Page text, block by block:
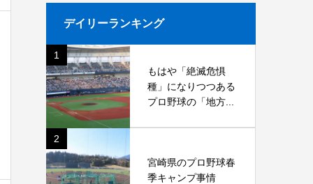
デイリーランキング
1
もはや「絶滅危惧
種」になりつつある
プロ野球の「地方...
2
宮崎県のプロ野球春
季キャンプ事情